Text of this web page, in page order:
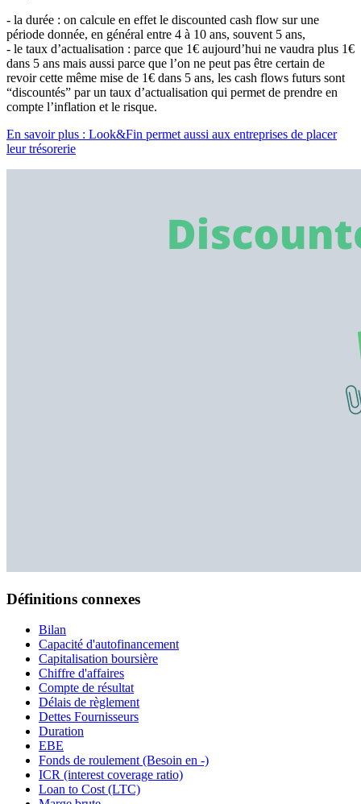
- la durée : on calcule en effet le discounted cash flow sur une
période donnée, en général entre 4 à 10 ans, souvent 5 ans,
- le taux d’actualisation : parce que 1€ aujourd’hui ne vaudra plus 1€
dans 5 ans mais aussi parce que l’on ne peut pas être certain de
revoir cette même mise de 1€ dans 5 ans, les cash flows futurs sont
“discountés” par un taux d’actualisation qui permet de prendre en
compte l’inflation et le risque.
En savoir plus : Look&Fin permet aussi aux entreprises de placer
leur trésorerie
Définitions connexes
Bilan
Capacité d'autofinancement
Capitalisation boursière
Chiffre d'affaires
Compte de résultat
Délais de règlement
Dettes Fournisseurs
Duration
EBE
Fonds de roulement (Besoin en -)
ICR (interest coverage ratio)
Loan to Cost (LTC)